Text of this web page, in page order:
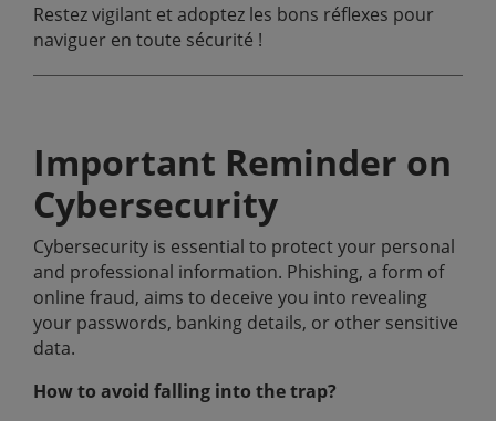
Restez vigilant et adoptez les bons réflexes pour
naviguer en toute sécurité !
Important Reminder on
Cybersecurity
Cybersecurity is essential to protect your personal
and professional information. Phishing, a form of
online fraud, aims to deceive you into revealing
your passwords, banking details, or other sensitive
data.
How to avoid falling into the trap?